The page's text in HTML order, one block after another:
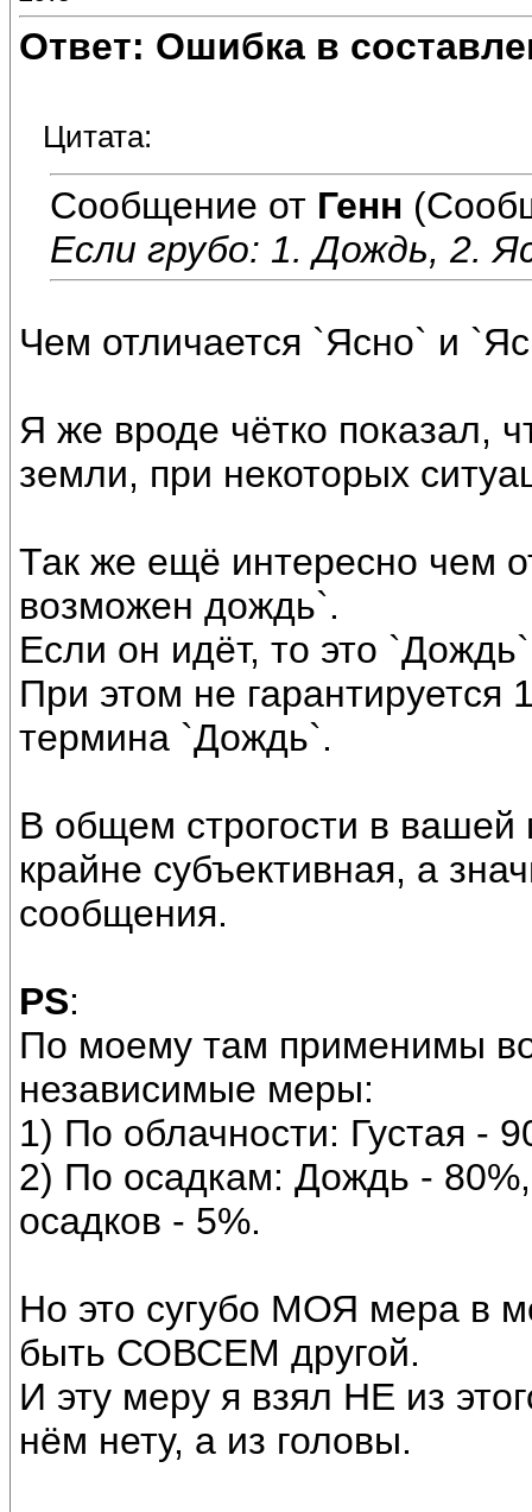
Ответ: Ошибка в
Цитата:
Сообщение от Генн
Если грубо: 1. Дождь, 2.
Чем отличается `Ясно` и
Я же вроде чётко показал,
земли, при некоторых
Так же ещё интересно чем
возможен дождь`.
Если он идёт, то это
При этом не гарантируется
термина `Дождь`.
В общем строгости в
крайне субъективная, а
сообщения.
PS:
По моему там применимы
независимые меры:
1) По облачности: Густая -
2) По осадкам: Дождь -
осадков - 5%.
Но это сугубо МОЯ мера в
быть СОВСЕМ другой.
И эту меру я взял НЕ из
нём нету, а из головы.